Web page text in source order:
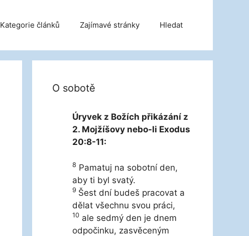
Kategorie článků Zajímavé stránky Hledat
O sobotě
Úryvek z Božích přikázání z
2. Mojžíšovy nebo-li Exodus
20:8-11:
8 Pamatuj na sobotní den,
aby ti byl svatý.
9 Šest dní budeš pracovat a
dělat všechnu svou práci,
10 ale sedmý den je dnem
odpočinku, zasvěceným